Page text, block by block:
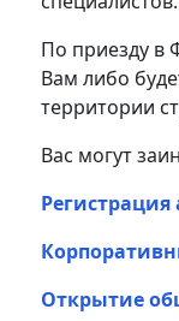
По приезду в
Вам либо
территории
Вас могут
Открытие